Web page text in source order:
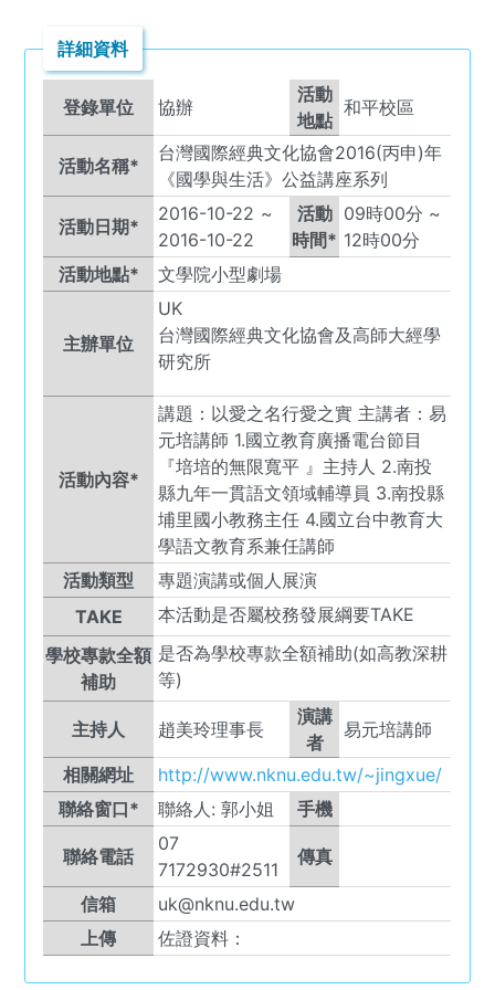
詳細資料
登錄單位 協辦
活動
地點
和平校區
活動名稱*
台灣國際經典文化協會2016(丙申)年
《國學與生活》公益講座系列
活動日期*
2016-10-22 ~
2016-10-22
活動
時間*
09時00
分 ~
12時00分
活動地點*
文學院小型劇場
主辦單位
UK
台灣國際經典文化協會及高師大經學
研究所
活動內容*
講題：以愛之名行愛之實 主講者：易
元培講師 1.國立教育廣播電台節目
『培培的無限寬平 』主持人 2.南投
縣九年一貫語文領域輔導員 3.南投縣
埔里國小教務主任 4.國立台中教育大
學語文教育系兼任講師
活動類型
專題演講或個人展演
TAKE
本活動是否屬校務發展綱要TAKE
學校專款全額
補助
是否為學校專款全額補助(如高教深耕
等)
主持人 趙美玲理事長
演講
者
易元培講師
相關網址
http://www.nknu.edu.tw/~jingxue/
聯絡窗口*
聯絡人: 郭小姐 手機
聯絡電話
07
7172930#2511
傳真
信箱
uk@nknu.edu.tw
上傳
佐證資料：